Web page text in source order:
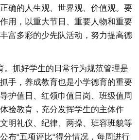
确的人生观、世界观、价值观。要
用，以重大节日、重要人物和重要
富多彩的少先队活动，努力提高德
。抓好学生的日常行为规范管理是
手，养成教育也是小学德育的重要
护值日、红领巾值日岗、班级值周
验教育，充分发挥学生的主体作
明礼仪、纪律、两操、班容班貌等
布“五项评比“得分情况，每周进行